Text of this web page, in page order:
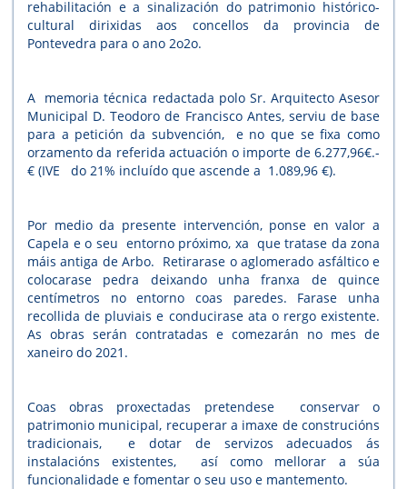
rehabilitación e a sinalización do patrimonio histórico-
cultural dirixidas aos concellos da provincia de
Pontevedra para o ano 2o2o.
A memoria técnica redactada polo Sr. Arquitecto Asesor
Municipal D. Teodoro de Francisco Antes, serviu de base
para a petición da subvención, e no que se fixa como
orzamento da referida actuación o importe de 6.277,96€.-
€ (IVE do 21% incluído que ascende a 1.089,96 €).
Por medio da presente intervención, ponse en valor a
Capela e o seu entorno próximo, xa que tratase da zona
máis antiga de Arbo. Retirarase o aglomerado asfáltico e
colocarase pedra deixando unha franxa de quince
centímetros no entorno coas paredes. Farase unha
recollida de pluviais e conducirase ata o rergo existente.
As obras serán contratadas e comezarán no mes de
xaneiro do 2021.
Coas obras proxectadas pretendese conservar o
patrimonio municipal, recuperar a imaxe de construcións
tradicionais, e dotar de servizos adecuados ás
instalacións existentes, así como mellorar a súa
funcionalidade e fomentar o seu uso e mantemento.